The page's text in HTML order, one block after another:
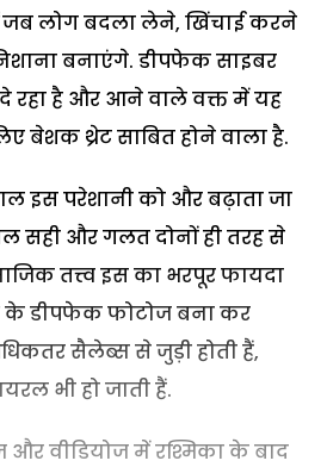
जब लोग बदला लेने, खिंचाई करने
बनाएंगे. डीपफेक साइबर
रहा है और आने वाले वक्त में यह
बेशक थ्रेट साबित होने वाला है.
इस परेशानी को और बढ़ाता जा
सही और गलत दोनों ही तरह से
तत्त्व इस का भरपूर फायदा
के डीपफेक फोटोज बना कर
सैलेब्स से जुड़ी होती हैं,
भी हो जाती हैं.
वीडियोज में रश्मिका के बाद